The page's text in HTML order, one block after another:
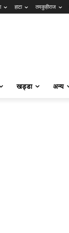
हाटा तमकुहीराज
खड्डा अन्य